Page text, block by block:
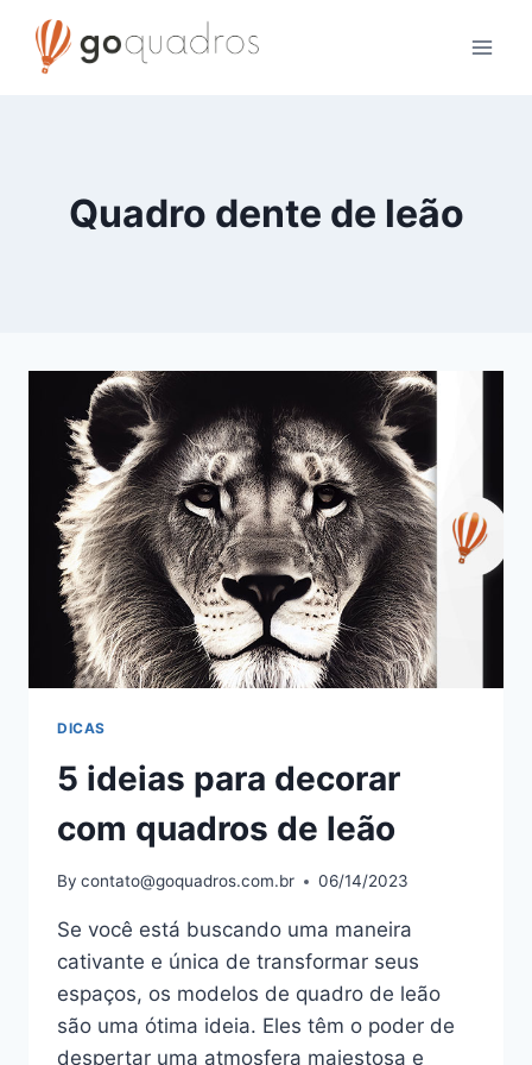
content
Quadro dente de leão
DICAS
5 ideias para decorar
com quadros de leão
By contato@goquadros.com.br 06/14/2023
Se você está buscando uma maneira
cativante e única de transformar seus
espaços, os modelos de quadro de leão
são uma ótima ideia. Eles têm o poder de
despertar uma atmosfera majestosa e